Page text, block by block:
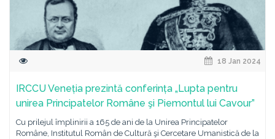
18 Jan 2024
IRCCU Veneția prezintă conferința „Lupta pentru
unirea Principatelor Române şi Piemontul lui Cavour”
Cu prilejul împlinirii a 165 de ani de la Unirea Principatelor
Române, Institutul Român de Cultură şi Cercetare Umanistică de la